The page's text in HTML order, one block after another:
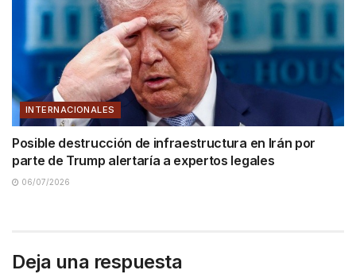
INTERNACIONALES
Posible destrucción de infraestructura en Irán por
parte de Trump alertaría a expertos legales
06/07/2026
Deja una respuesta